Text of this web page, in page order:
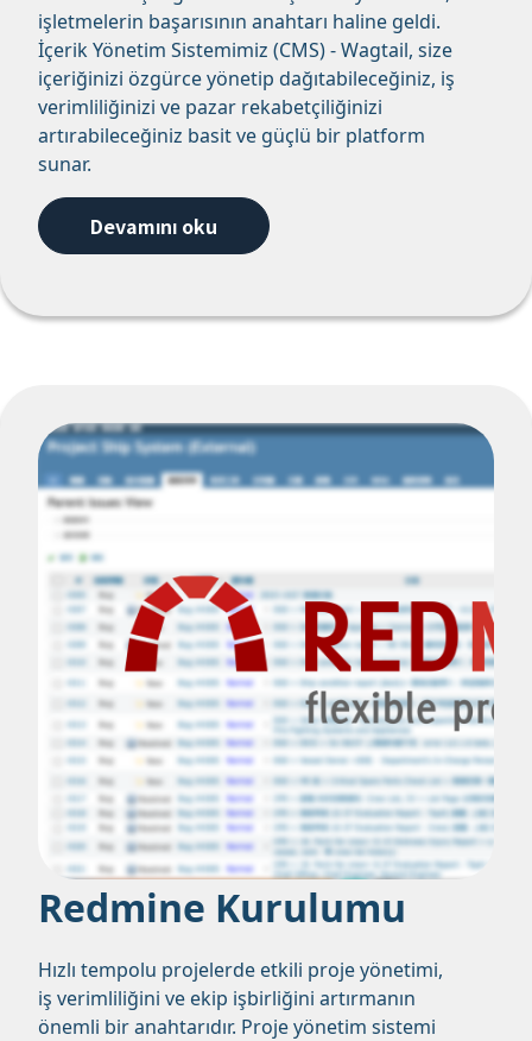
işletmelerin başarısının anahtarı haline geldi.
İçerik Yönetim Sistemimiz (CMS) - Wagtail, size
içeriğinizi özgürce yönetip dağıtabileceğiniz, iş
verimliliğinizi ve pazar rekabetçiliğinizi
artırabileceğiniz basit ve güçlü bir platform
sunar.
Devamını oku
Redmine Kurulumu
Hızlı tempolu projelerde etkili proje yönetimi,
iş verimliliğini ve ekip işbirliğini artırmanın
önemli bir anahtarıdır. Proje yönetim sistemi